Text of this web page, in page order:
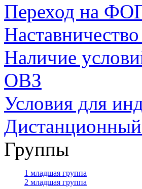
Переход на
Наличие
ОВЗ
Условия для
Дистанционный
Группы
1 младшая группа
2 младшая группа